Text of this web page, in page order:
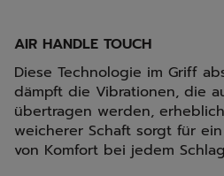
AIR HANDLE TOUCH
Diese Technologie im Griff
dämpft die Vibrationen, die
übertragen werden,
weicherer Schaft sorgt für
von Komfort bei jedem